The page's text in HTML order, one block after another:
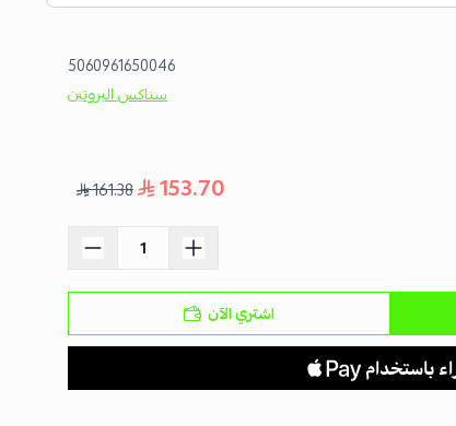
5060961650046
سناكس البروتين
153.70
161.38
اشتري الآن